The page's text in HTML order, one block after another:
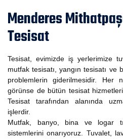
Menderes
Tesisat
Tesisat, evimizde iş yerlerimize
mutfak tesisatı, yangın tesisatı ve
problemlerin giderilmesidir. Her
görünse de bütün tesisat
Tesisat tarafından alanında
işlerdir.
Mutfak, banyo, bina ve logar
sistemlerini onarıyoruz. Tuvalet,